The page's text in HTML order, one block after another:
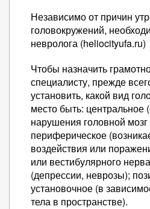
Независимо от причин
головокружений,
невролога (heliocityufa.ru)
Чтобы назначить
специалисту, прежде
установить, какой вид
место быть: центральное
нарушения головной
периферическое
воздействия или
или вестибулярного
(депрессии, неврозы);
установочное (в
тела в пространстве).